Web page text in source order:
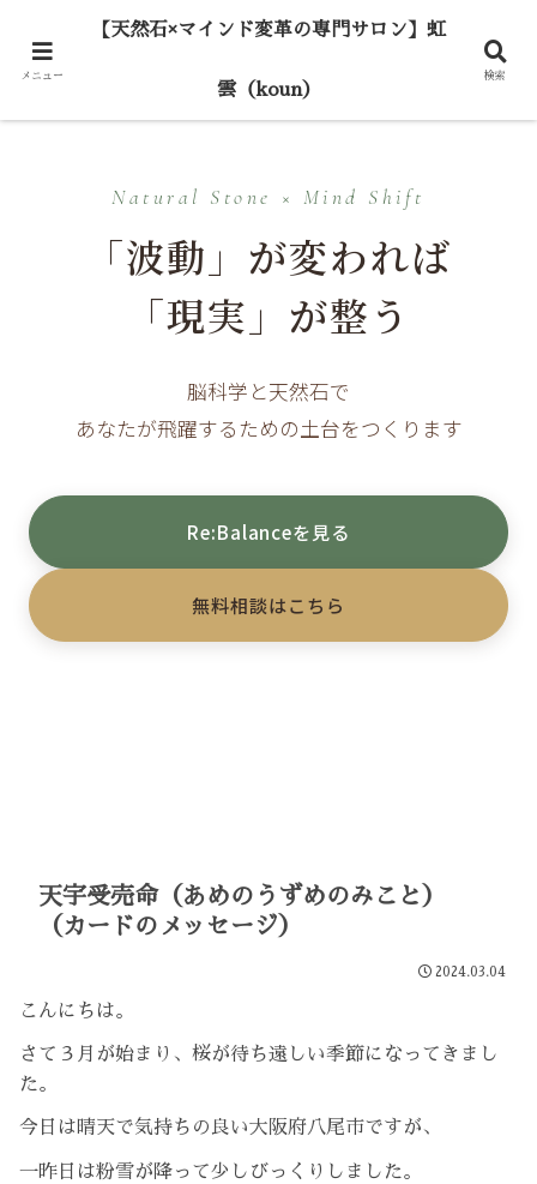
Natural Stone × Mind Shift
「波動」が変われば
「現実」が整う
脳科学と天然石で
あなたが飛躍するための土台をつくります
Re:Balanceを見る
無料相談はこちら
天宇受売命（あめのうずめのみこと）
（カードのメッセージ）
2024.03.04
こんにちは。
さて３月が始まり、桜が待ち遠しい季節になってきまし
た。
今日は晴天で気持ちの良い大阪府八尾市ですが、
一昨日は粉雪が降って少しびっくりしました。
メニュー
【天然石×マインド変革の専門サロン】虹
雲（koun）
検索